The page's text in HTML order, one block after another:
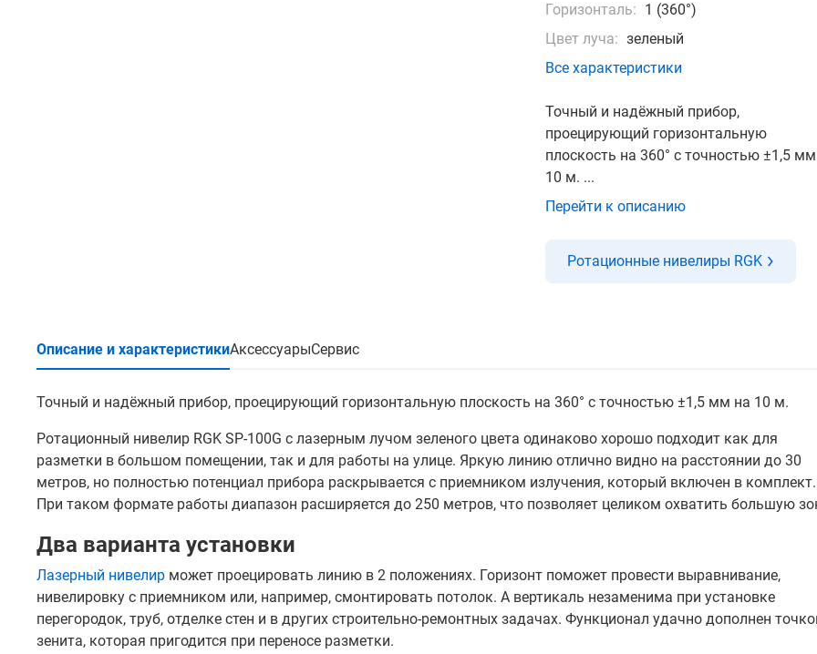
Горизонталь: 1 (360°)
Цвет луча: зеленый
Все характеристики
Точный и надёжный прибор,
проецирующий горизонтальную
плоскость на 360° с точностью ±1,5
10 м. ...
Перейти к описанию
Ротационные нивелиры RGK
Описание и характеристикиАксессуарыСервис
Точный и надёжный прибор, проецирующий горизонтальную плоскость на 360° с точностью ±1,5 мм на 10 м.
Ротационный нивелир RGK SP-100G с лазерным лучом зеленого цвета одинаково хорошо подходит как для
разметки в большом помещении, так и для работы на улице. Яркую линию отлично видно на расстоянии до 30
метров, но полностью потенциал прибора раскрывается с приемником излучения, который включен в комплект.
При таком формате работы диапазон расширяется до 250 метров, что позволяет целиком охватить большую
Два варианта установки
Лазерный нивелир может проецировать линию в 2 положениях. Горизонт поможет провести выравнивание,
нивелировку с приемником или, например, смонтировать потолок. А вертикаль незаменима при установке
перегородок, труб, отделке стен и в других строительно-ремонтных задачах. Функционал удачно дополнен
зенита, которая пригодится при переносе разметки.